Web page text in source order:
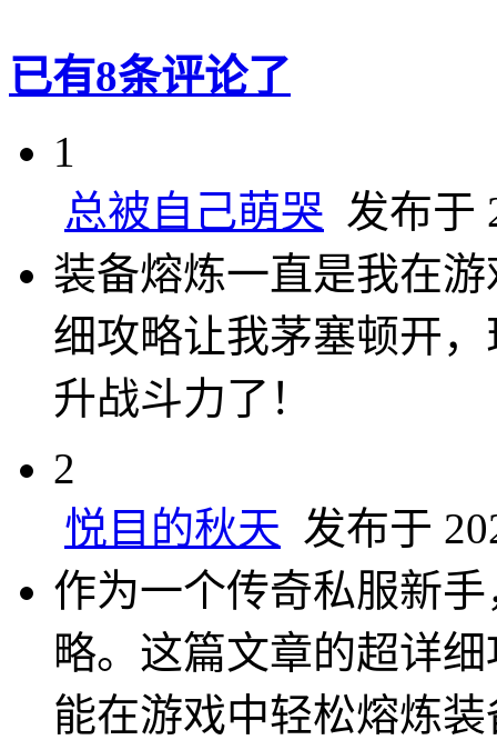
已有8条评论了
1
总被自己萌哭 发布于
装备熔炼一直是我在
细攻略让我茅塞顿开
升战斗力了！
2
悦目的秋天 发布于
作为一个传奇私服新
略。这篇文章的超详
能在游戏中轻松熔炼